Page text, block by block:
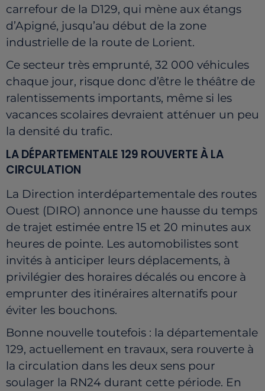
carrefour de la D129, qui mène aux étangs
d’Apigné, jusqu’au début de la zone
industrielle de la route de Lorient.
Ce secteur très emprunté, 32 000 véhicules
chaque jour, risque donc d’être le théâtre de
ralentissements importants, même si les
vacances scolaires devraient atténuer un peu
la densité du trafic.
LA DÉPARTEMENTALE 129 ROUVERTE À LA
CIRCULATION
La Direction interdépartementale des routes
Ouest (DIRO) annonce une hausse du temps
de trajet estimée entre 15 et 20 minutes aux
heures de pointe. Les automobilistes sont
invités à anticiper leurs déplacements, à
privilégier des horaires décalés ou encore à
emprunter des itinéraires alternatifs pour
éviter les bouchons.
Bonne nouvelle toutefois : la départementale
129, actuellement en travaux, sera rouverte à
la circulation dans les deux sens pour
soulager la RN24 durant cette période. En